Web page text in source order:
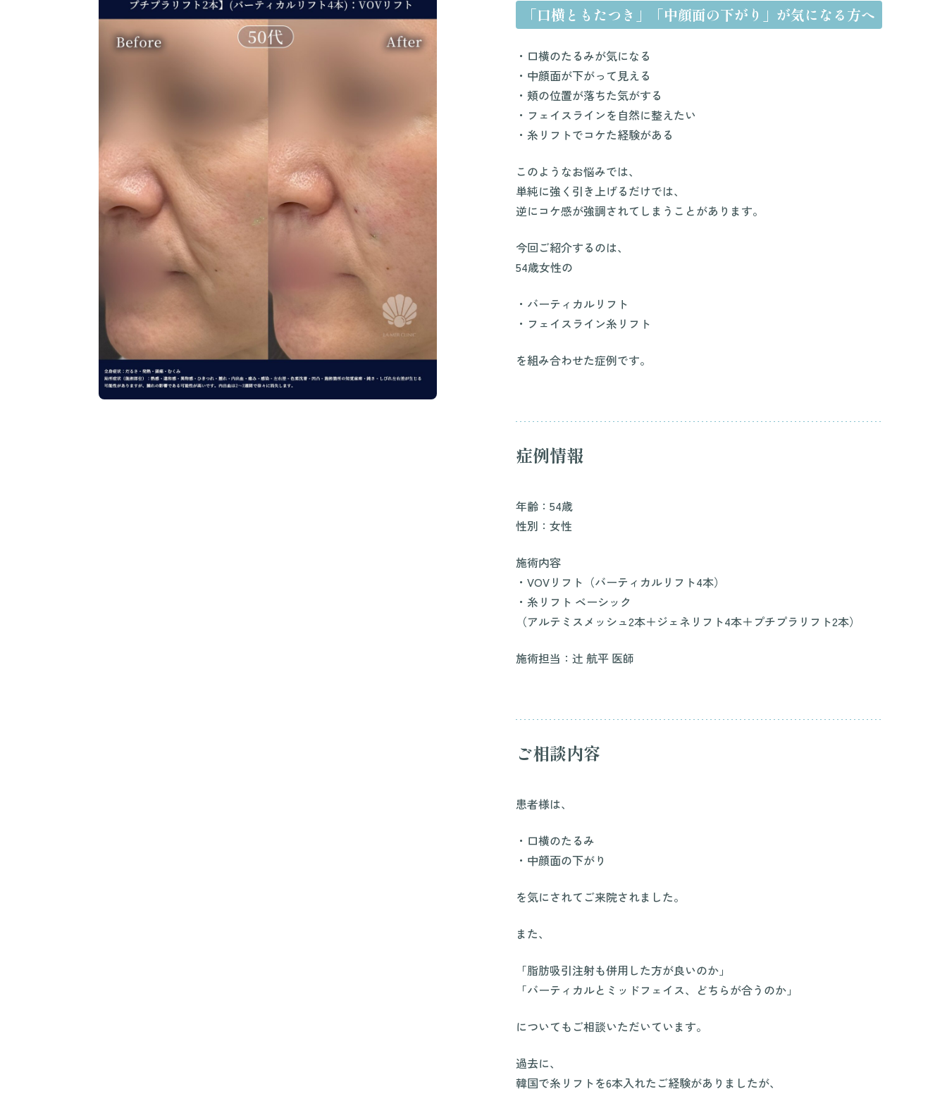
「口横ともたつき」「中顔面の下がり」が気になる方へ
・口横のたるみが気になる
・中顔面が下がって見える
・頬の位置が落ちた気がする
・フェイスラインを自然に整えたい
・糸リフトでコケた経験がある
このようなお悩みでは、
単純に強く引き上げるだけでは、
逆にコケ感が強調されてしまうことがあります。
今回ご紹介するのは、
54歳女性の
・バーティカルリフト
・フェイスライン糸リフト
を組み合わせた症例です。
症例情報
年齢：54歳
性別：女性
施術内容
・VOVリフト（バーティカルリフト4本）
・糸リフト ベーシック
（アルテミスメッシュ2本＋ジェネリフト4本＋プチプラリフト2本）
施術担当：辻 航平 医師
ご相談内容
患者様は、
・口横のたるみ
・中顔面の下がり
を気にされてご来院されました。
また、
「脂肪吸引注射も併用した方が良いのか」
「バーティカルとミッドフェイス、どちらが合うのか」
についてもご相談いただいています。
過去に、
韓国で糸リフトを6本入れたご経験がありましたが、